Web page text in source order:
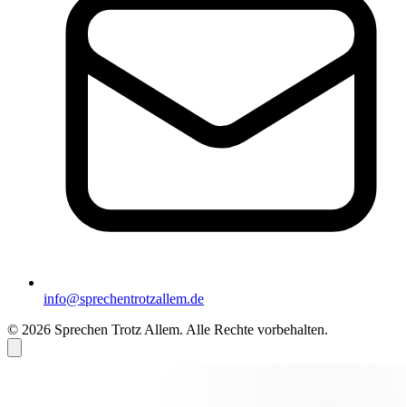
info@sprechentrotzallem.de
© 2026 Sprechen Trotz Allem. Alle Rechte vorbehalten.